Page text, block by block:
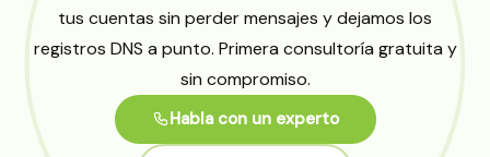
tus cuentas sin perder mensajes y dejamos los
registros DNS a punto. Primera consultoría gratuita y
sin compromiso.
Habla con un experto